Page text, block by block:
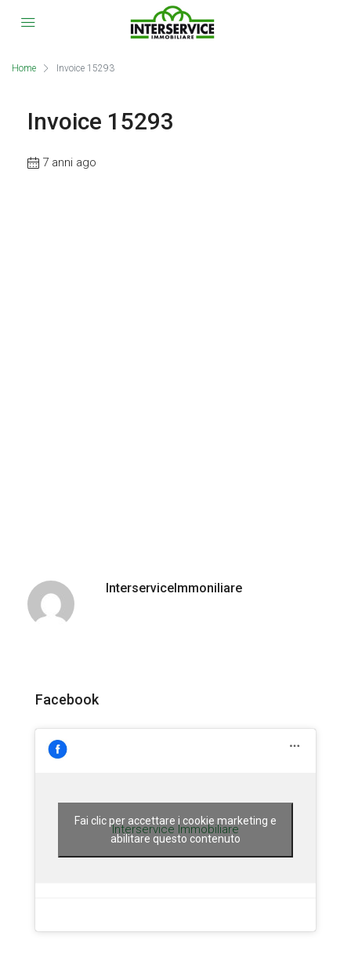
Home Invoice 15293
Invoice 15293
7 anni ago
InterserviceImmoniliare
Facebook
Interservice Immobiliare
Fai clic per accettare i cookie marketing e
abilitare questo contenuto